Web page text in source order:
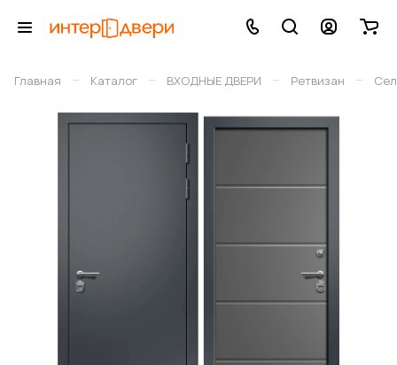
Главная – Каталог – ВХОДНЫЕ ДВЕРИ – Ретвизан –